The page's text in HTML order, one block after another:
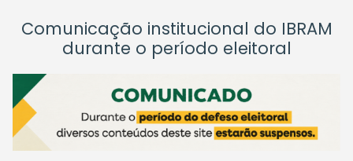
Comunicação institucional do IBRAM
durante o período eleitoral